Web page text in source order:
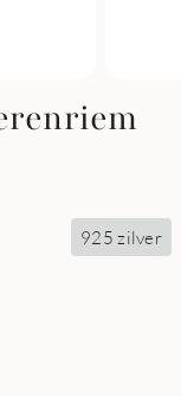
925 zilver